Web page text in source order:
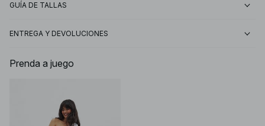
GUÍA DE TALLAS
ENTREGA Y DEVOLUCIONES
Prenda a juego